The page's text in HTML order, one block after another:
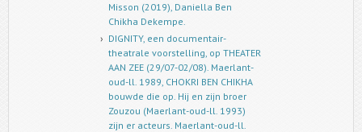
Misson (2019), Daniella Ben
Chikha Dekempe.
DIGNITY, een documentair-
theatrale voorstelling, op THEATER
AAN ZEE (29/07-02/08). Maerlant-
oud-ll. 1989, CHOKRI BEN CHIKHA
bouwde die op. Hij en zijn broer
Zouzou (Maerlant-oud-ll. 1993)
zijn er acteurs. Maerlant-oud-ll.